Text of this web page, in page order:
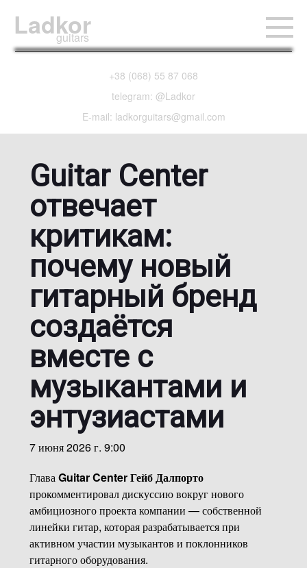
Ladkor
guitars
+38 (068) 55 87 068
telegram: @Ladkor
E-mail: ladkorguitars@gmail.com
Guitar Center
отвечает
критикам:
почему новый
гитарный бренд
создаётся
вместе с
музыкантами и
энтузиастами
7 июня 2026 г. 9:00
ГлаваGuitar CenterГейб Далпорто
прокомментировал дискуссию вокруг нового
амбициозного проекта компании — собственной
линейки гитар, которая разрабатывается при
активном участии музыкантов и поклонников
гитарного оборудования.